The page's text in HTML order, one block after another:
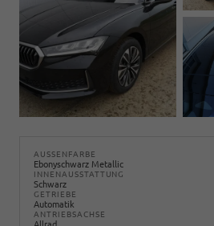
AUSSENFARBE
Ebonyschwarz Metallic
INNENAUSSTATTUNG
Schwarz
GETRIEBE
Automatik
ANTRIEBSACHSE